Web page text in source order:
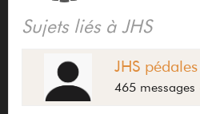
Sujets liés à JHS
JHS pédales
465